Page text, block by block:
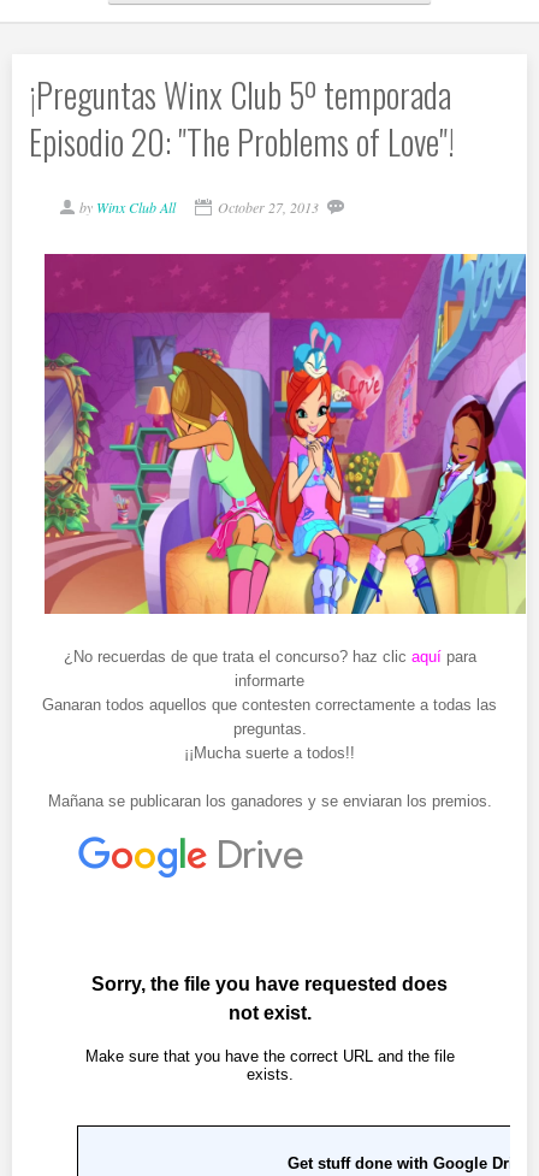
¡Preguntas Winx Club 5º temporada
Episodio 20: "The Problems of Love"!
by Winx Club All October 27, 2013
¿No recuerdas de que trata el concurso? haz clic aquípara
informarte
Ganaran todos aquellos que contesten correctamente a todas las
preguntas.
¡¡Mucha suerte a todos!!
Mañana se publicaran los ganadores y se enviaran los premios.